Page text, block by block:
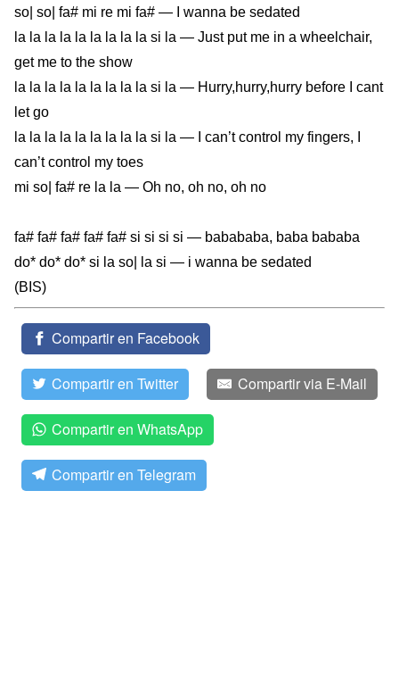
so| so| fa# mi re mi fa# — I wanna be sedated
la la la la la la la la la si la — Just put me in a wheelchair,
get me to the show
la la la la la la la la la si la — Hurry,hurry,hurry before I cant
let go
la la la la la la la la la si la — I can’t control my fingers, I
can’t control my toes
mi so| fa# re la la — Oh no, oh no, oh no
fa# fa# fa# fa# fa# si si si si — babababa, baba bababa
do* do* do* si la so| la si — i wanna be sedated
(BIS)
Compartir en Facebook
Compartir en Twitter Compartir via E-Mail
Compartir en WhatsApp
Compartir en Telegram